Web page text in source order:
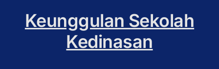
Keunggulan Sekolah
Kedinasan